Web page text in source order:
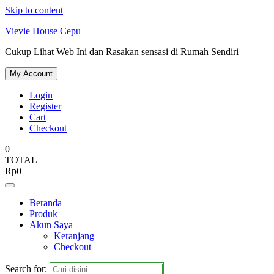
Skip to content
Vievie House Cepu
Cukup Lihat Web Ini dan Rasakan sensasi di Rumah Sendiri
My Account
Login
Register
Cart
Checkout
0
TOTAL
Rp0
Beranda
Produk
Akun Saya
Keranjang
Checkout
Search for: